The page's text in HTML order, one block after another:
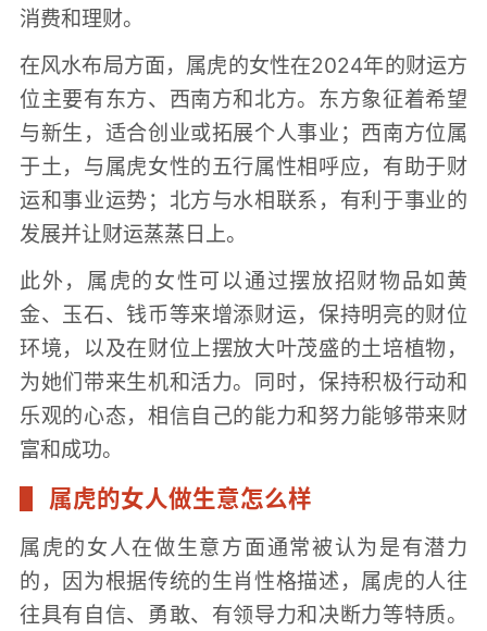
消费和理财。
在风水布局方面，属虎的女性在2024年的财运方
位主要有东方、西南方和北方。东方象征着希望
与新生，适合创业或拓展个人事业；西南方位属
于土，与属虎女性的五行属性相呼应，有助于财
运和事业运势；北方与水相联系，有利于事业的
发展并让财运蒸蒸日上。
此外，属虎的女性可以通过摆放招财物品如黄
金、玉石、钱币等来增添财运，保持明亮的财位
环境，以及在财位上摆放大叶茂盛的土培植物，
为她们带来生机和活力。同时，保持积极行动和
乐观的心态，相信自己的能力和努力能够带来财
富和成功。
属虎的女人做生意怎么样
属虎的女人在做生意方面通常被认为是有潜力
的，因为根据传统的生肖性格描述，属虎的人往
往具有自信、勇敢、有领导力和决断力等特质。